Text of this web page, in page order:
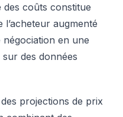
des coûts constitue
l’acheteur augmenté
en une
des données
projections de prix